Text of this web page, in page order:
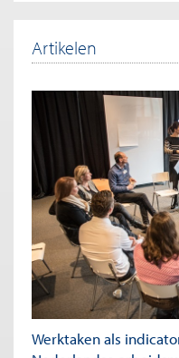
Artikelen
Werktaken als